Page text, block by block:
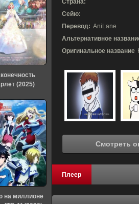
Страна:
Сейю:
Перевод: AniLane
Альтернативное
Оригинальное название
Плеер
(2025)
на миллионе